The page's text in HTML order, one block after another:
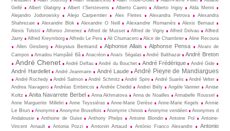
Gellé
Albert Glatigny Albert t’Serstevens Alberto Caeiro Alberto Irigoy
Alda Merini
Alejandro Jodorowsky
Alejo Carpentier Alex Fleites Alexandra Petrova
Alexandra
Shahrezaie
Alexandre Blok Alexandre O Neill Alexandre Romanès
Alexis Bernaut
Alexis Tolstoï
Alfonso Jimenez Alfred de Musset Alfred de Vigny Alfred Delvau
Alfred
Jarry
Alfred Kreymborg Alfredo Le Pera Ali Chumacero Alice de Chambrier
Aline Recoura
Allen Ginsberg
Aloysius Bertrand Alphonse Allais Alphonse Pensa
Alvaro de
Campos
Amadou Hampâté Bâ Anacréon Anaïs Ségalas André Balthazar André Breton
André Chenet André Delfau André du Bouchet André Frédérique André Gide
André Hardellet André Jeanmaire André Laude André Pieyre de Mandiargues
André Rochedy André Salmon André Schmitz André Spire André Suarès
André Velter
Andrea Navagero
Andréas Embiricos Andrée Chedid Andreï Biély Angèle Vannier
Anise
Koltz
Anita Navarrete Berbel Anna Akhmatova Anna de Noailles
Annabelle Roussel
Anne Marguerite Milleliri
Anne Teyssiéras Anne-Marie Derèse Anne-Marie Kegels
Annie
Le Brun
Anonyme Anonyme Bruxellois Anonyme chinois Anonyme vendéen
Anonymes d
Andalousie
Anthoine de Guise Anthony Phelps Antoine Blondin Antoine Pol
Antoine-
Vincent Arnault
Antonia Pozzi Antonin Artaud António Franco Alexandre
Antonio